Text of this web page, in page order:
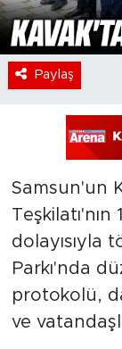
Paylaş
Samsun'un
Teşkilatı'nın
dolayısıyla
Parkı'nda
protokolü,
ve